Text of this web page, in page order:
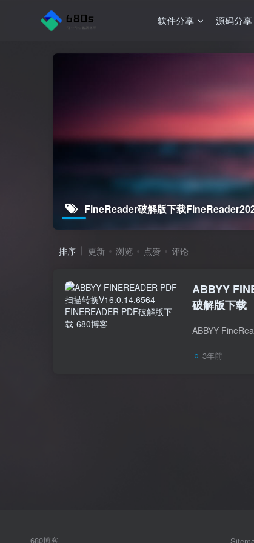
软件分享 源码分享
FineReader破解版下载
排序 更新 浏览 点赞 评论
ABBYY
破解版下载
3年前
680博客